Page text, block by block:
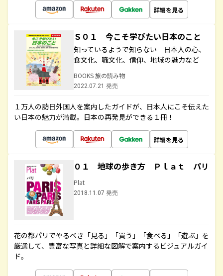
詳細を見る
Ｓ０１ 今こそ学びたい日本のこと
知っているようで知らない 日本人の心、
食文化、職文化、信仰、地域の魅力など
BOOKS 旅の読み物
2022.07.21 発売
１万人の訪日外国人を案内したガイドが、日本人にこそ伝えた
い日本の魅力が満載。日本の再発見ができる１冊！
詳細を見る
０１ 地球の歩き方 Ｐｌａｔ パリ
Plat
2018.11.07 発売
花の都パリでやるべき「見る」「買う」「食べる」「遊ぶ」を
厳選して、豊富な写真と詳細な図解で案内するビジュアルガイ
ド。